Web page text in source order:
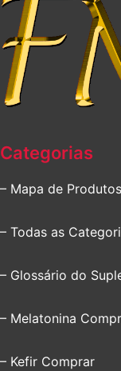
Categorias
– Mapa de Produtos
– Todas as
– Glossário do
– Melatonina
– Kefir Comprar